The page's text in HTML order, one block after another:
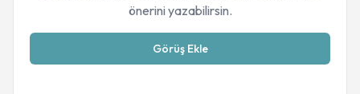
önerini yazabilirsin.
Görüş Ekle